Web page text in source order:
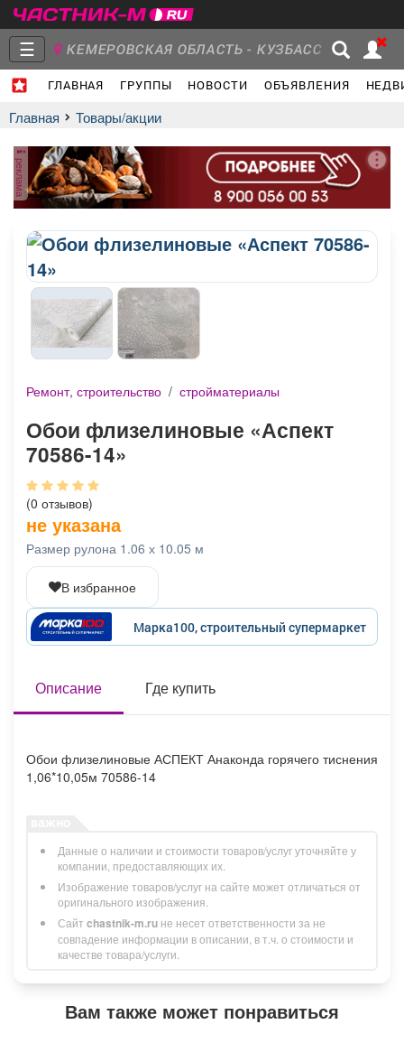
☰ КЕМЕРОВСКАЯ ОБЛАСТЬ - КУЗБАСС
ГЛАВНАЯ ГРУППЫ НОВОСТИ ОБЪЯВЛЕНИЯ
Главная
Объявления Недвижимость Услуги
Работа Транспорт
Товары
ТВ программа Я - пенсионер
Главная Товары/акции
реклама
Ремонт, строительство / стройматериалы
Обои флизелиновые «Аспект
70586-14»
(0 отзывов)
не указана
Размер рулона 1.06 х 10.05 м
В избранное
Марка100, строительный супермаркет
Описание Где купить
Обои флизелиновые АСПЕКТ Анаконда горячего тиснения
1,06*10,05м 70586-14
Данные о наличии и стоимости товаров/услуг уточняйте у
компании, предоставляющих их.
Изображение товаров/услуг на сайте может отличаться от
оригинального изображения.
Сайт chastnik-m.ru не несет ответственности за не
совпадение информации в описании, в т.ч. о стоимости и
качестве товара/услуги.
Вам также может понравиться